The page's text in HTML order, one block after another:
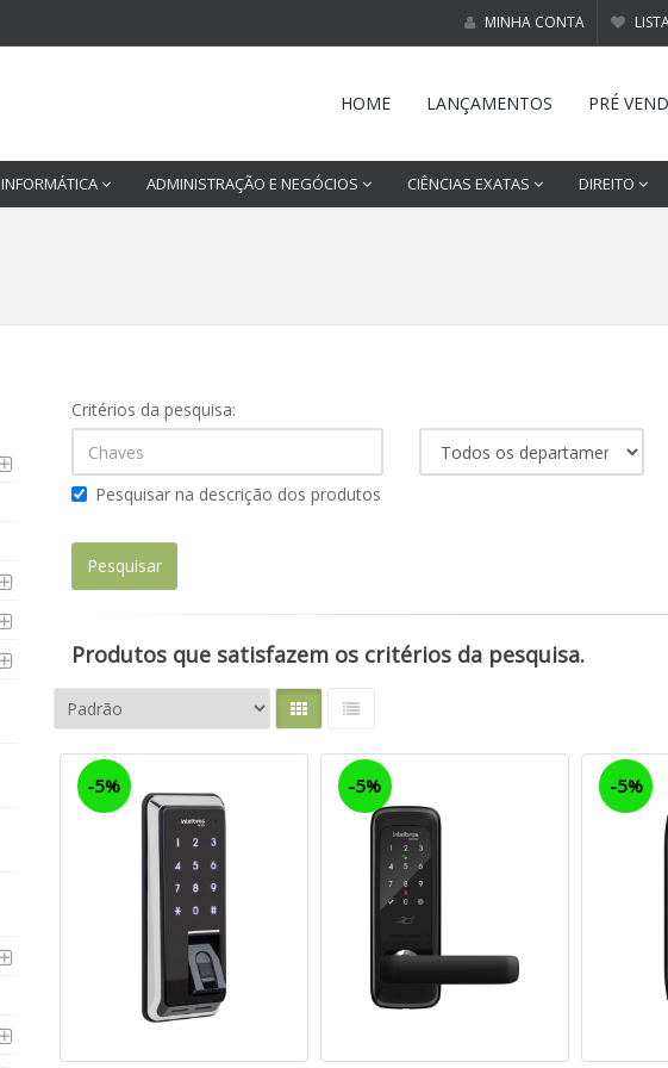
MINHA CONTA
HOME LANÇAMENTOS PRÉ
INFORMÁTICA ADMINISTRAÇÃO E NEGÓCIOS CIÊNCIAS EXATAS DIREITO
Critérios da pesquisa:
Pesquisar na descrição dos produtos
Produtos que satisfazem os critérios da pesquisa.
-5% -5% -5%